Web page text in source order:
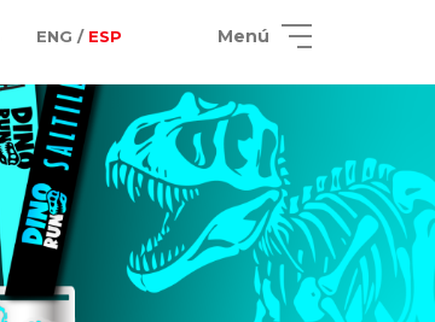
ENG / ESP Menú